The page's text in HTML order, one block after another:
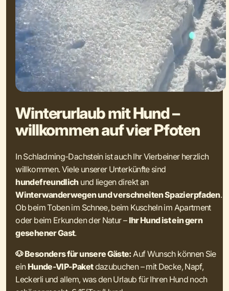
Winterurlaub mit Hund –
willkommen auf vier Pfoten
In Schladming-Dachstein ist auch Ihr Vierbeiner herzlich
willkommen. Viele unserer Unterkünfte sind
hundefreundlichund liegen direkt an
Winterwanderwegen und verschneiten Spazierpfaden.
Ob beim Toben im Schnee, beim Kuscheln im Apartment
oder beim Erkunden der Natur – Ihr Hund ist ein gern
gesehener Gast.
🐶 Besonders für unsere Gäste:Auf Wunsch können Sie
ein Hunde-VIP-Paketdazubuchen – mit Decke, Napf,
Leckerli und allem, was den Urlaub für Ihren Hund noch